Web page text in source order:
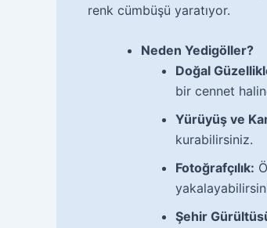
renk cümbüşü yaratıyor.
Neden Yedigöller?
Doğal
bir cennet
Yürüyüş ve
kurabilirsiniz.
Fotoğrafçılık:
Şehir